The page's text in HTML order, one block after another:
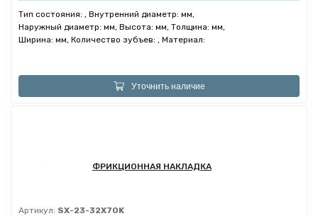
Тип состояния: , Внутренний диаметр: мм,
Наружный диаметр: мм, Высота: мм, Толщина: мм,
Ширина: мм, Количество зубъев: , Материал:
Уточнить наличие
ФРИКЦИОННАЯ НАКЛАДКА
Артикул: SX-23-32X70K